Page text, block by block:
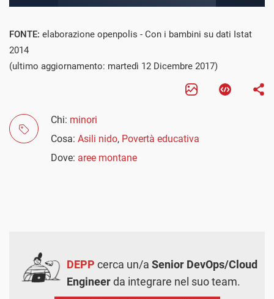
FONTE: elaborazione openpolis - Con i bambini su dati Istat
2014
(ultimo aggiornamento: martedì 12 Dicembre 2017)
Chi: minori
Cosa: Asili nido, Povertà educativa
Dove: aree montane
DEPP cerca un/a Senior DevOps/Cloud
Engineerda integrare nel suo team.